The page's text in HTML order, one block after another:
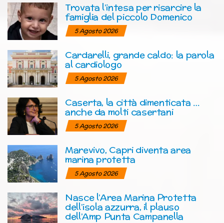
Trovata l’intesa per risarcire la
famiglia del piccolo Domenico
5 Agosto 2026
Cardarelli, grande caldo: la parola
al cardiologo
5 Agosto 2026
Caserta, la città dimenticata …
anche da molti casertani
5 Agosto 2026
Marevivo, Capri diventa area
marina protetta
5 Agosto 2026
Nasce l’Area Marina Protetta
dell’isola azzurra, il plauso
dell’Amp Punta Campanella